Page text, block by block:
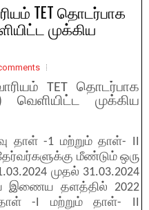
TET தொடர்பாக
முக்கிய
TET தொடர்பாக
முக்கிய
தாள் -1 மற்றும் தாள்- II
மீண்டும் ஒரு
முதல் 31.03.2024
இணைய தளத்தில் 2022
தாள் -I மற்றும் தாள்- II